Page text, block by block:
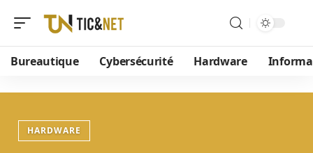
Bureautique Cybersécurité Hardware
HARDWARE